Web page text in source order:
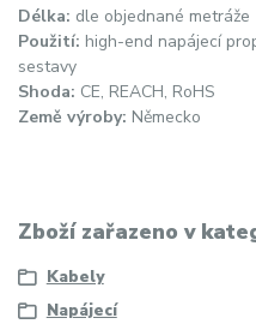
Délka: dle objednané metráže
Použití: high-end napájecí
sestavy
Shoda: CE, REACH, RoHS
Země výroby: Německo
Zboží zařazeno v
Kabely
Napájecí